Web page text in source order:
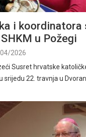
i koordinatora
u Požegi
2026
Susret hrvatske
srijedu 22. travnja u